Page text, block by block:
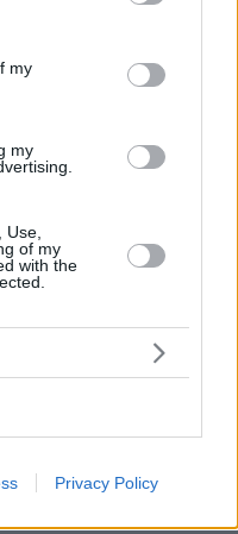
its third-party tags to
in below Google
my
my
of my
with the
Privacy Policy
για να τρέχουν
πρόσληψης
που
μαχαίρωσε μέχρι
ένα δώρο για σένα»
το εξαφανίζουν
που κάνουν